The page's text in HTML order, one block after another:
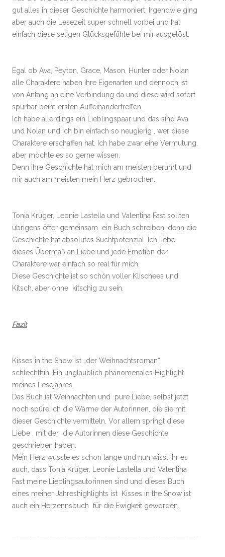
gut alles in dieser Geschichte harmoniert. Irgendwie ging
aber auch die Lesezeit super schnell vorbei und hat
einfach diese seligen Glücksgefühle bei mir ausgelöst.
Egal ob Ava, Peyton, Grace, Mason, Hunter oder Nolan
alle Charaktere haben ihre Eigenarten und dennoch ist
von Anfang an eine Verbindung da und diese wird sofort
spürbar beim ersten Auffeinandertreffen.
Ich habe allerdings ein Lieblingspaar und das sind Ava
und Nolan und ich bin einfach so neugierig , wer diese
Charaktere erschaffen hat. Ich habe zwar eine Vermutung,
aber möchte es so gerne wissen.
Denn ihre Geschichte hat mich am meisten berührt und
mir auch am meisten mein Herz gebrochen.
Tonia Krüger, Leonie Lastella und Valentina Fast sollten
übrigens öfter gemeinsam ein Buch schreiben, denn die
Geschichte hat absolutes Suchtpotenzial. Ich liebe
dieses Übermaß an Liebe und jede Emotion der
Charaktere war einfach so real für mich.
Diese Geschichte ist so schön voller Klischees und
Kitsch, aber ohne kitschig zu sein.
Fazit
Kisses in the Snow ist „der Weihnachtsroman“
schlechthin. Ein unglaublich phänomenales Highlight
meines Lesejahres.
Das Buch ist Weihnachten und pure Liebe, selbst jetzt
noch spüre ich die Wärme der Autorinnen, die sie mit
dieser Geschichte vermitteln. Vor allem springt diese
Liebe , mit der die Autorinnen diese Geschichte
geschrieben haben.
Mein Herz wusste es schon lange und nun wisst ihr es
auch, dass Tonia Krüger, Leonie Lastella und Valentina
Fast meine Lieblingsautorinnen sind und dieses Buch
eines meiner Jahreshighlights ist Kisses in the Snow ist
auch ein Herzennsbuch für die Ewigkeit geworden.